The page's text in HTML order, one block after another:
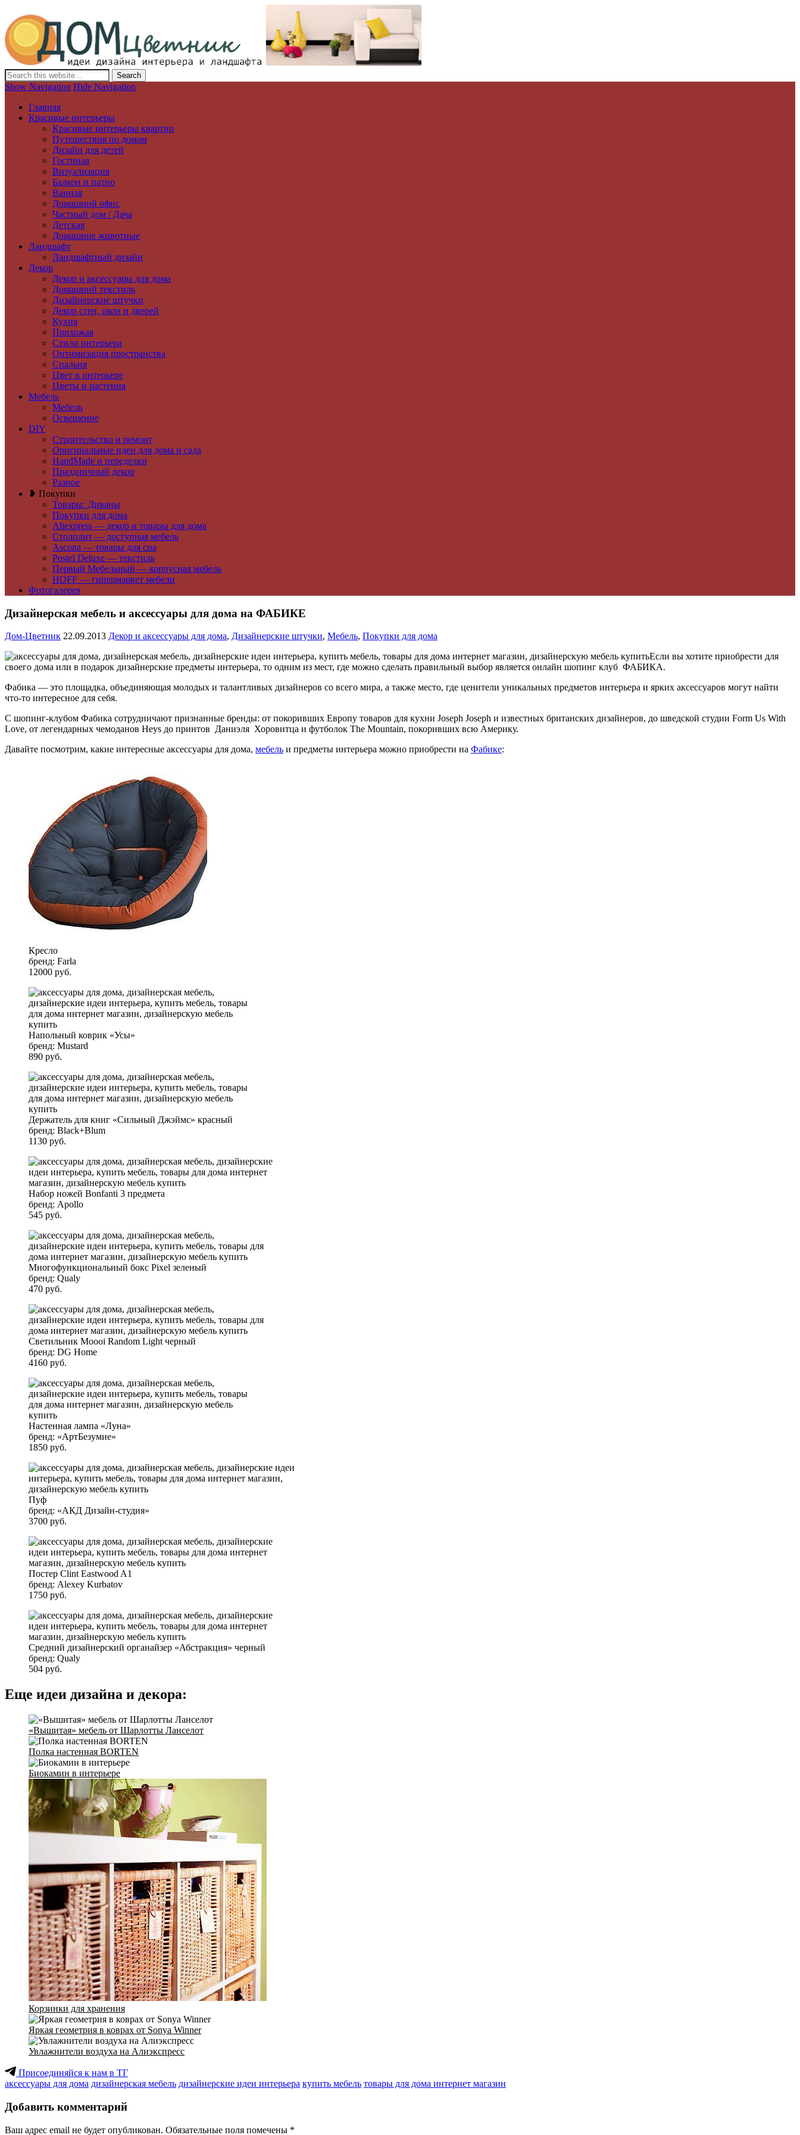
Дизайн интерьера и ландшафта, декор и обустройство дома. Идеи со всего мира.
Show Navigation Hide Navigation
Главная
Красивые интерьеры
Красивые интерьеры квартир
Путешествия по домам
Дизайн для детей
Гостиная
Визуализация
Балкон и патио
Ванная
Домашний офис
Частный дом / Дача
Детская
Домашние животные
Ландшафт
Ландшафтный дизайн
Декор
Декор и аксессуары для дома
Домашний текстиль
Дизайнерские штучки
Декор стен, окон и дверей
Кухня
Прихожая
Стили интерьера
Оптимизация пространства
Спальня
Цвет в интерьере
Цветы и растения
Мебель
Мебель
Освещение
DIY
Строительство и ремонт
Оригинальные идеи для дома и сада
HandMade и переделки
Праздничный декор
Разное
❥ Покупки
Товары: Диваны
Покупки для дома
Aliexpress — декор и товары для дома
Столплит — доступная мебель
Ascona — товары для сна
Postel Deluxe — текстиль
Первый Мебельный — корпусная мебель
HOFF — гипермаркет мебели
Фотогалерея
Дизайнерская мебель и аксессуары для дома на ФАБИКЕ
Дом-Цветник 22.09.2013 Декор и аксессуары для дома, Дизайнерские штучки, Мебель, Покупки для дома
Если вы хотите приобрести для
своего дома или в подарок дизайнерские предметы интерьера, то одним из мест, где можно сделать правильный выбор является онлайн шопинг клуб ФАБИКА.
Фабика — это площадка, объединяющая молодых и талантливых дизайнеров со всего мира, а также место, где ценители уникальных предметов интерьера и ярких аксессуаров могут найти
что-то интересное для себя.
С шопинг-клубом Фабика сотрудничают признанные бренды: от покоривших Европу товаров для кухни Joseph Joseph и известных британских дизайнеров, до шведской студии Form Us With
Love, от легендарных чемоданов Heys до принтов Даниэля Хоровитца и футболок The Mountain, покоривших всю Америку.
Давайте посмотрим, какие интересные аксессуары для дома, мебель и предметы интерьера можно приобрести на Фабике:
Кресло
бренд: Farla
12000 руб.
Напольный коврик «Усы»
бренд: Mustard
890 руб.
Держатель для книг «Сильный Джэймс» красный
бренд: Black+Blum
1130 руб.
Набор ножей Bonfanti 3 предмета
бренд: Apollo
545 руб.
Многофункциональный бокс Pixel зеленый
бренд: Qualy
470 руб.
Светильник Moooi Random Light черный
бренд: DG Home
4160 руб.
Настенная лампа «Луна»
бренд: «АртБезумие»
1850 руб.
Пуф
бренд: «АКД Дизайн-студия»
3700 руб.
Постер Clint Eastwood A1
бренд: Alexey Kurbatov
1750 руб.
Средний дизайнерский органайзер «Абстракция» черный
бренд: Qualy
504 руб.
Еще идеи дизайна и декора:
«Вышитая» мебель от Шарлотты Ланселот
Полка настенная BORTEN
Биокамин в интерьере
Корзинки для хранения
Яркая геометрия в коврах от Sonya Winner
Увлажнители воздуха на Алиэкспресс
Присоединяйся к нам в ТГ
аксессуары для дома дизайнерская мебель дизайнерские идеи интерьера купить мебель товары для дома интернет магазин
Добавить комментарий
Ваш адрес email не будет опубликован. Обязательные поля помечены *